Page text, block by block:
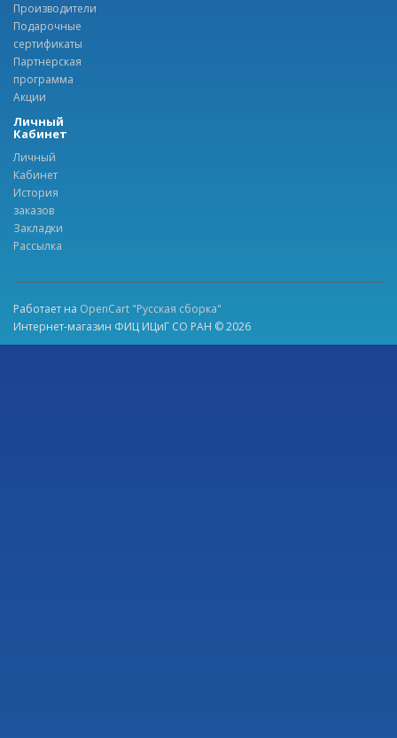
Производители
Подарочные
сертификаты
Партнерская
программа
Акции
Личный
Кабинет
Личный
Кабинет
История
заказов
Закладки
Рассылка
Работает на OpenCart "Русская сборка"
Интернет-магазин ФИЦ ИЦиГ СО РАН © 2026